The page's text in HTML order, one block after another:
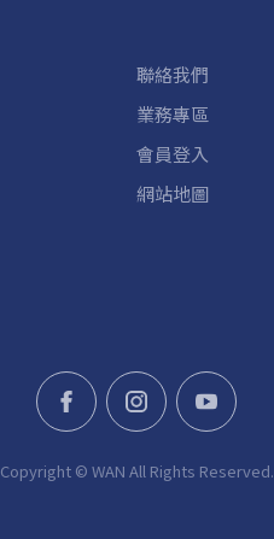
聯絡我們
業務專區
會員登入
網站地圖
Copyright © WAN All Rights Reserved.